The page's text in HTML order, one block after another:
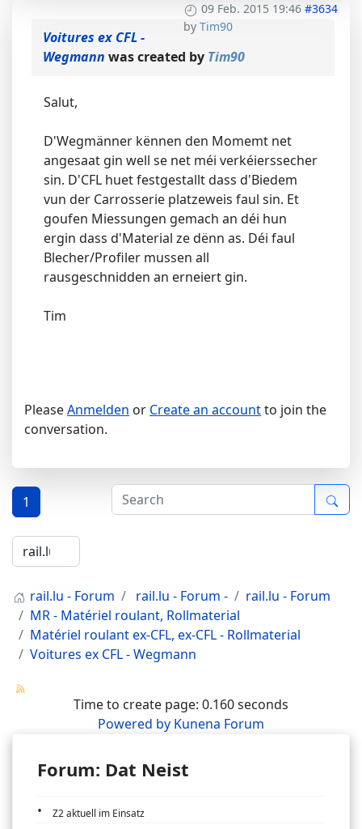
09 Feb. 2015 19:46 #3634
by Tim90
Voitures ex CFL -
Wegmann was created by Tim90
Salut,
D'Wegmänner kënnen den Momemt net
angesaat gin well se net méi verkéierssecher
sin. D'CFL huet festgestallt dass d'Biedem
vun der Carrosserie platzeweis faul sin. Et
goufen Miessungen gemach an déi hun
ergin dass d'Material ze dënn as. Déi faul
Blecher/Profiler mussen all
rausgeschnidden an erneiert gin.
Tim
PleaseAnmelden or Create an accountto join the
conversation.
1
rail.lu - Forum rail.lu - Forum -
rail.lu - Forum
MR - Matériel roulant, Rollmaterial
Matériel roulant ex-CFL, ex-CFL - Rollmaterial
Voitures ex CFL - Wegmann
Time to create page: 0.160 seconds
Powered by Kunena Forum
Forum: Dat Neist
Z2 aktuell im Einsatz